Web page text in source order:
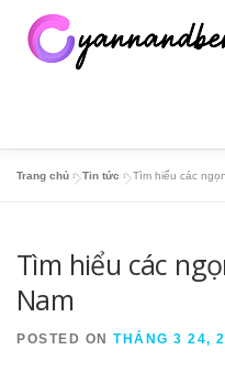
content
TRANG CHỦ
SỔ MƠ HỎI ĐÁP
Trang chủ »Tin tức »Tìm hiểu các
Tìm hiểu các
Nam
POSTED ON THÁNG 3 24,